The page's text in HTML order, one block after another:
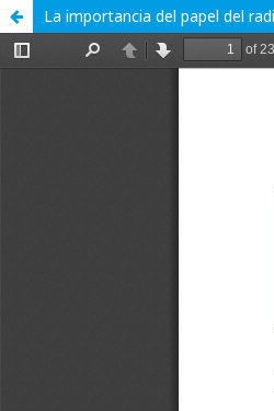
La importancia del papel del